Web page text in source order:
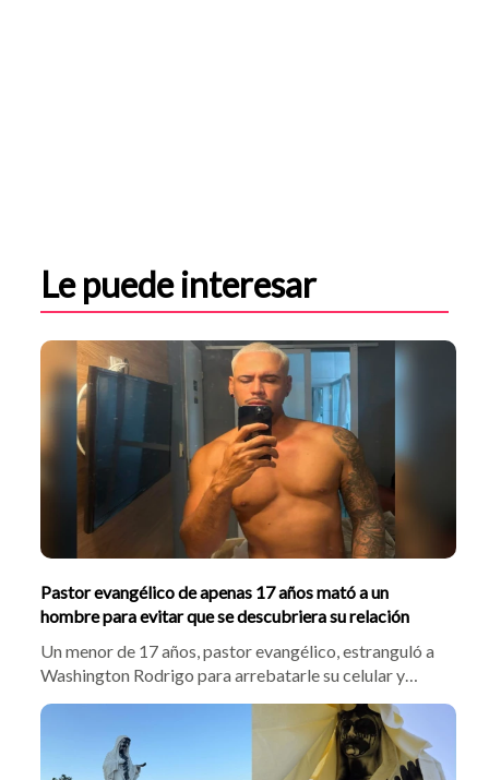
Le puede interesar
Pastor evangélico de apenas 17 años mató a un
hombre para evitar que se descubriera su relación
Un menor de 17 años, pastor evangélico, estranguló a
Washington Rodrigo para arrebatarle su celular y
ocultar fotos íntimas que afectaran su imagen
religiosa. El cuerpo del conductor fue hallado
torturado en un hotel de Brasil